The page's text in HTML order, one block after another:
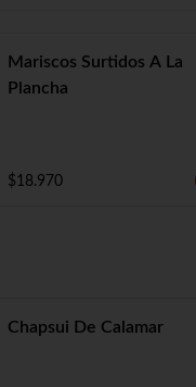
Mariscos Surtidos A La
Plancha
$18.970
Chapsui De Calamar